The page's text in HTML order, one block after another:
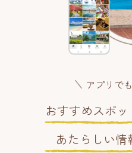
アプリで
おすすめスポ
あたらしい情